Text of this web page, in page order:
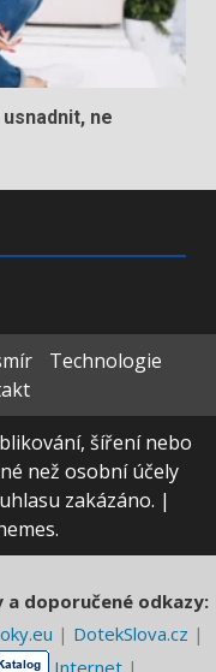
ne
Technologie
šíření nebo
než osobní účely
zakázáno. |
a doporučené odkazy:
| DotekSlova.cz |
Internet |